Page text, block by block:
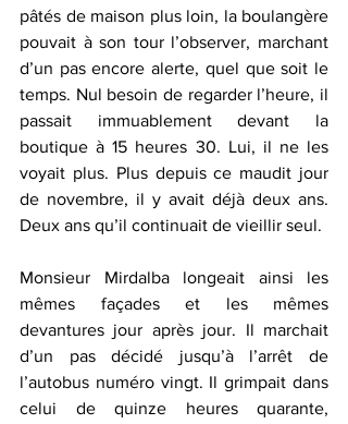
pâtés de maison plus loin, la boulangère
pouvait à son tour l’observer, marchant
d’un pas encore alerte, quel que soit le
temps. Nul besoin de regarder l’heure, il
passait immuablement devant la
boutique à 15 heures 30. Lui, il ne les
voyait plus. Plus depuis ce maudit jour
de novembre, il y avait déjà deux ans.
Deux ans qu’il continuait de vieillir seul.
Monsieur Mirdalba longeait ainsi les
mêmes façades et les mêmes
devantures jour après jour. Il marchait
d’un pas décidé jusqu’à l’arrêt de
l’autobus numéro vingt. Il grimpait dans
celui de quinze heures quarante,